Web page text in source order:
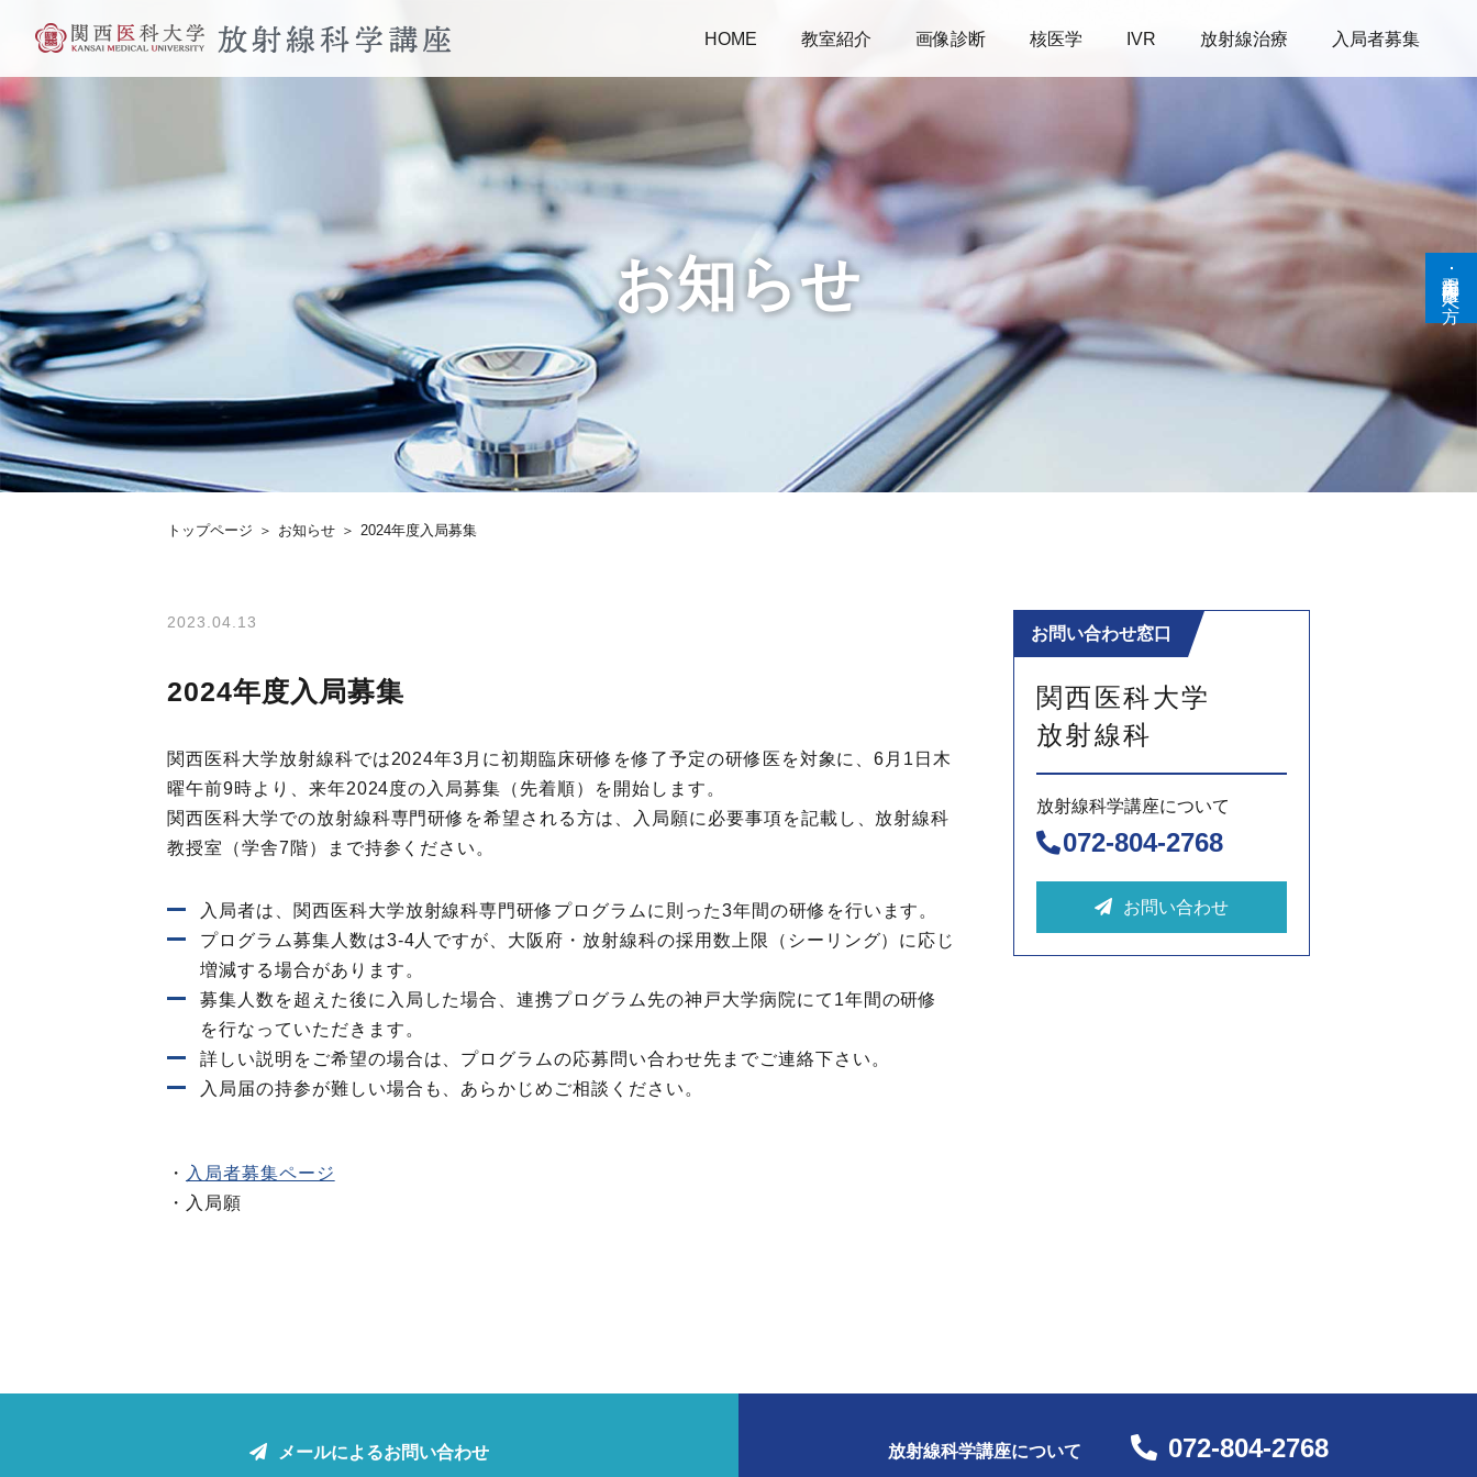
HOME 教室紹介 画像診断 核医学 IVR 放射線治療 入局者募集
実習生･研修医の方へ
お知らせ
トップページ お知らせ 2024年度入局募集
2023.04.13
2024年度入局募集
関西医科大学放射線科では2024年3月に初期臨床研修を修了予定の研修医を対象に、6月1日木
曜午前9時より、来年2024度の入局募集（先着順）を開始します。
関西医科大学での放射線科専門研修を希望される方は、入局願に必要事項を記載し、放射線科
教授室（学舎7階）まで持参ください。
入局者は、関西医科大学放射線科専門研修プログラムに則った3年間の研修を行います。
プログラム募集人数は3-4人ですが、大阪府・放射線科の採用数上限（シーリング）に応じ
増減する場合があります。
募集人数を超えた後に入局した場合、連携プログラム先の神戸大学病院にて1年間の研修
を行なっていただきます。
詳しい説明をご希望の場合は、プログラムの応募問い合わせ先までご連絡下さい。
入局届の持参が難しい場合も、あらかじめご相談ください。
入局者募集ページ
入局願
お問い合わせ窓口
関西医科大学
放射線科
放射線科学講座について
072-804-2768
お問い合わせ
メールによるお問い合わせ 放射線科学講座について 072-804-2768